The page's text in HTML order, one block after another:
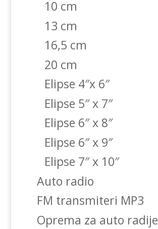
10 cm
13 cm
16,5 cm
20 cm
Elipse 4″x 6″
Elipse 5″ x 7″
Elipse 6″ x 8″
Elipse 6″ x 9″
Elipse 7″ x 10″
Auto radio
FM transmiteri MP3
Oprema za auto radije